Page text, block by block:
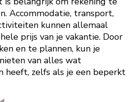
Accommodatie, transport,
kunnen allemaal
prijs van je vakantie. Door
en te plannen, kun je
van alles wat
heeft, zelfs als je een beperkt